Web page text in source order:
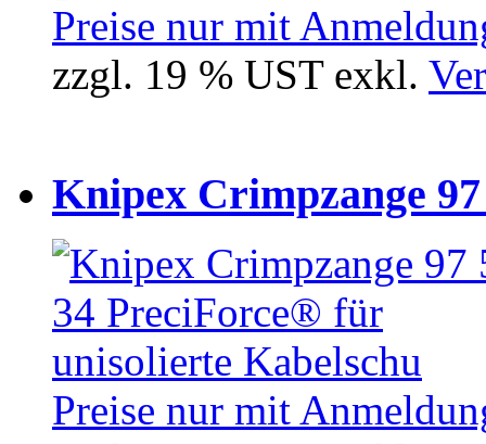
Preise nur mit
zzgl. 19 % UST exkl.
Knipex Crimpzange 97
Preise nur mit